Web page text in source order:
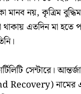
নয়, কৃত্রিম
এতদিন মা হতে
সেন্টারে।
নামের এক